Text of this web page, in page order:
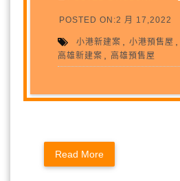
POSTED ON:2 月 17,2022
小港新建案 ,小港預售屋
高雄新建案 ,高雄預售屋
Read More